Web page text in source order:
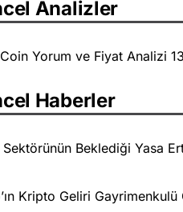
Analizler
Yorum ve Fiyat Analizi
Haberler
Beklediği Yasa
Kripto Geliri Gayrimenkulü